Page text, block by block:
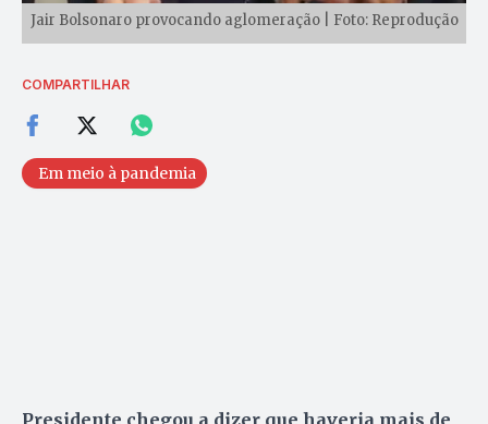
Jair Bolsonaro provocando aglomeração | Foto: Reprodução
COMPARTILHAR
Em meio à pandemia
Presidente chegou a dizer que haveria mais de